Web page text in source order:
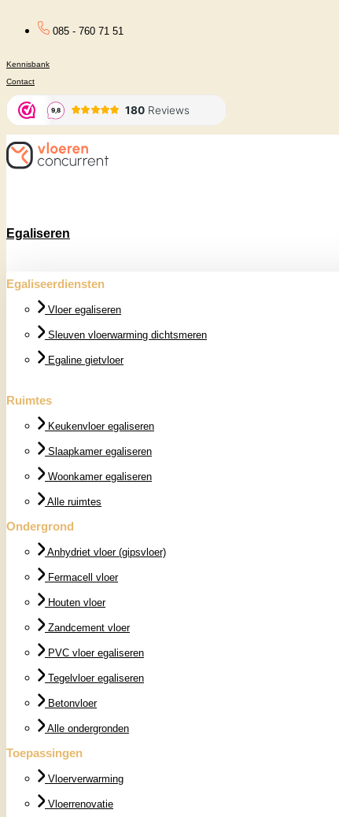
de
inhoud
085 - 760 71 51
Kennisbank
Contact
Egaliseren
Egaliseerdiensten
Vloer egaliseren
Sleuven vloerwarming dichtsmeren
Egaline gietvloer
Ruimtes
Keukenvloer egaliseren
Slaapkamer egaliseren
Woonkamer egaliseren
Alle ruimtes
Ondergrond
Anhydriet vloer (gipsvloer)
Fermacell vloer
Houten vloer
Zandcement vloer
PVC vloer egaliseren
Tegelvloer egaliseren
Betonvloer
Alle ondergronden
Toepassingen
Vloerverwarming
Vloerrenovatie